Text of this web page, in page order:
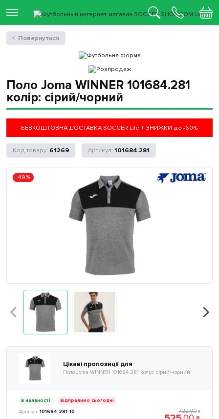
Поло Joma WINNER 101684.281
колір: сірий/чорний
БЕЗКОШТОВНА ДОСТАВКА SOCCER Life + ЗНИЖКИ до -60%
61269 101684.281
-49%
Цікаві пропозиції для
Поло Joma WINNER 101684.281 колір: сірий/чорний
в наявності
відправимо сьогодні
101684.281-10
722.00 ₴
Повернутися